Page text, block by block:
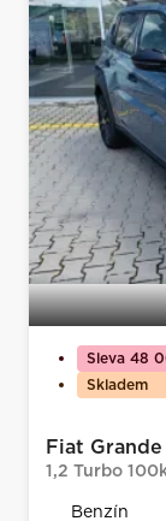
Sleva 48
Skladem
Fiat
1,2 Turbo
Benzín